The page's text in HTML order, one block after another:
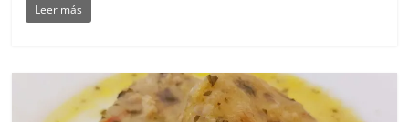
Leer más